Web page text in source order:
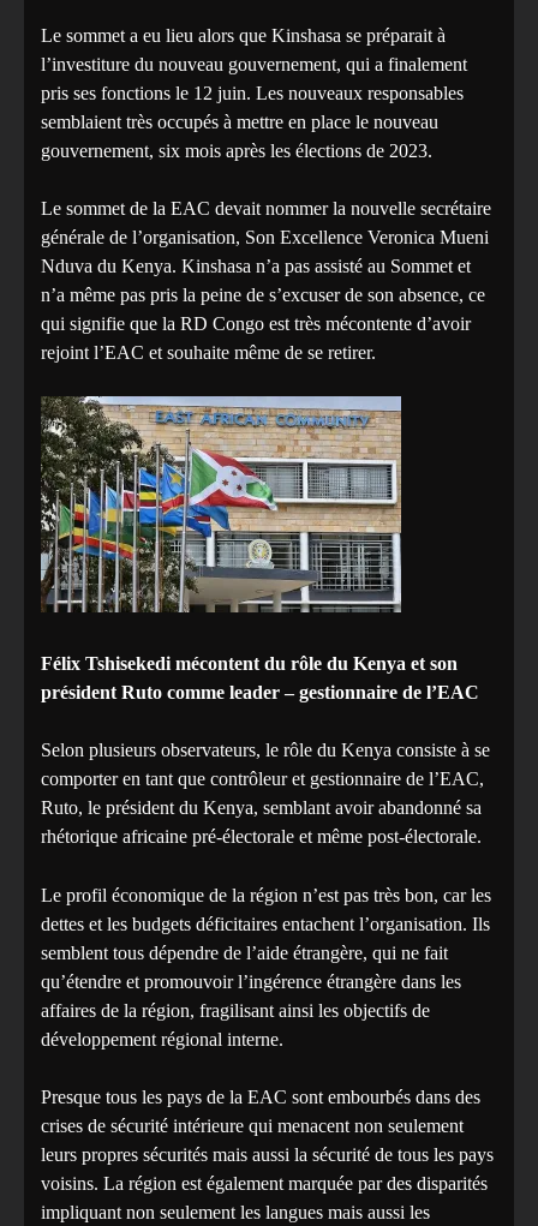
Le sommet a eu lieu alors que Kinshasa se préparait à
l’investiture du nouveau gouvernement, qui a finalement
pris ses fonctions le 12 juin. Les nouveaux responsables
semblaient très occupés à mettre en place le nouveau
gouvernement, six mois après les élections de 2023.
Le sommet de la EAC devait nommer la nouvelle secrétaire
générale de l’organisation, Son Excellence Veronica Mueni
Nduva du Kenya. Kinshasa n’a pas assisté au Sommet et
n’a même pas pris la peine de s’excuser de son absence, ce
qui signifie que la RD Congo est très mécontente d’avoir
rejoint l’EAC et souhaite même de se retirer.
Félix Tshisekedi mécontent du rôle du Kenya et son
président Ruto comme leader – gestionnaire de l’EAC
Selon plusieurs observateurs, le rôle du Kenya consiste à se
comporter en tant que contrôleur et gestionnaire de l’EAC,
Ruto, le président du Kenya, semblant avoir abandonné sa
rhétorique africaine pré-électorale et même post-électorale.
Le profil économique de la région n’est pas très bon, car les
dettes et les budgets déficitaires entachent l’organisation. Ils
semblent tous dépendre de l’aide étrangère, qui ne fait
qu’étendre et promouvoir l’ingérence étrangère dans les
affaires de la région, fragilisant ainsi les objectifs de
développement régional interne.
Presque tous les pays de la EAC sont embourbés dans des
crises de sécurité intérieure qui menacent non seulement
leurs propres sécurités mais aussi la sécurité de tous les pays
voisins. La région est également marquée par des disparités
impliquant non seulement les langues mais aussi les